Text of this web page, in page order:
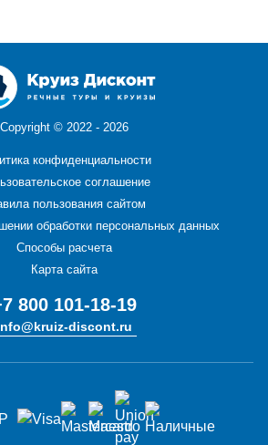
Copyright © 2022 - 2026
конфиденциальности
соглашение
пользования сайтом
обработки персональных данных
Способы расчета
Карта сайта
800 101-18-19
discont.ru